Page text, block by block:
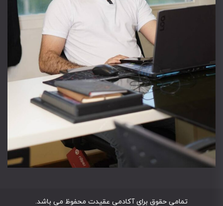
تمامی حقوق برای آکادمی عقیدت محفوظ می باشد.